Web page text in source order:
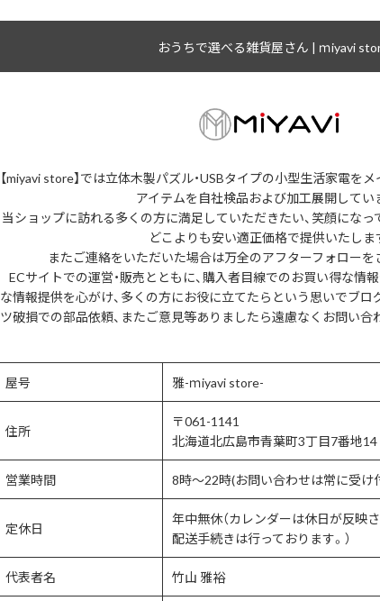
おうちで選べる雑貨屋さん | ｍiyavi
【miyavi store】では立体木製パズル・USBタイプの小型生活家電を
アイテムを自社検品および加工展開してい
当ショップに訪れる多くの方に満足していただきたい、笑顔になっ
どこよりも安い適正価格で提供いたしま
またご連絡をいただいた場合は万全のアフターフォローを
ECサイトでの運営・販売とともに、購入者目線でのお買い得な情
な情報提供を心がけ、多くの方にお役に立てたらという思いでブロ
ツ破損での部品依頼、またご意見等ありましたら遠慮なくお問い合
屋号 雅-ｍiyavi store-
住所
〒061-1141
北海道北広島市青葉町3丁目7番地14
営業時間 8時〜22時(お問い合わせは常に受け
定休日
年中無休（カレンダーは休日が反映
配送手続きは行っております。）
代表者名 竹山 雅裕